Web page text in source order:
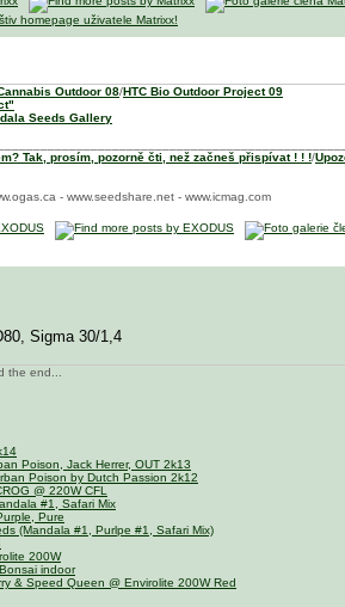
Outdoor 08/HTC Bio Outdoor Project 09
Seeds Gallery
Tak, prosím, pozorně čti, než začneš přispívat ! ! !/
- www.seedshare.net - www.icmag.com
Sigma 30/1,4
the end...
Poison, Jack Herrer, OUT 2k13
Poison by Dutch Passion 2k12
@ 220W CFL
#1, Safari Mix
Pure
(Mandala #1, Purlpe #1, Safari Mix)
200W
indoor
& Speed Queen @ Envirolite 200W Red